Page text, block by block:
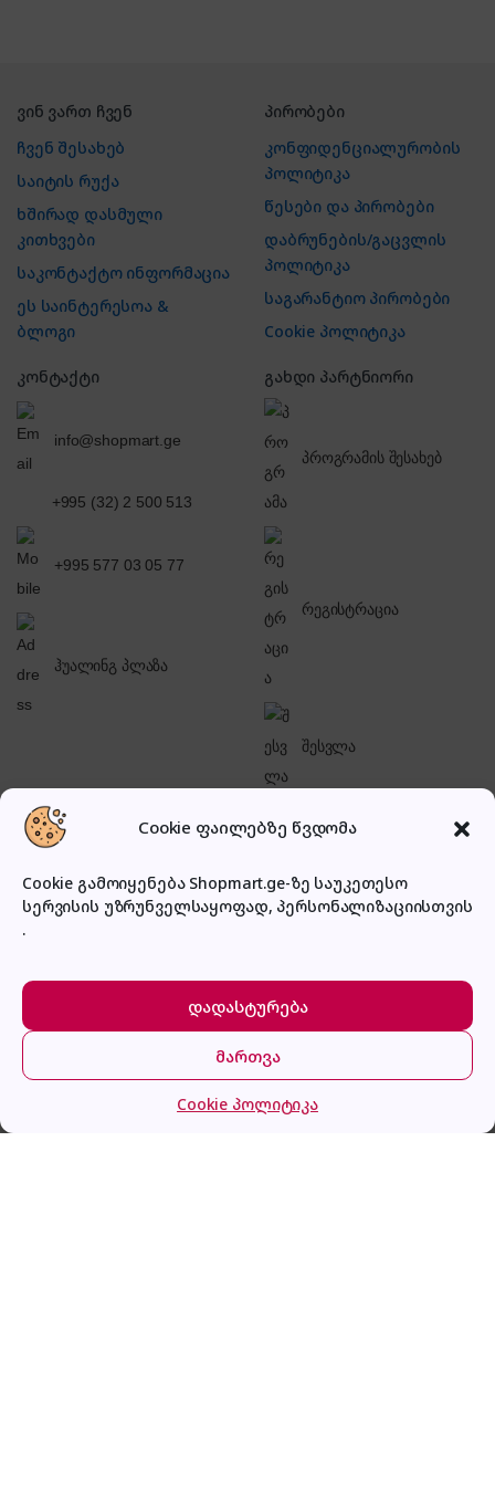
Cookie ფაილებზე წვდომა
Cookie გამოიყენება Shopmart.ge-ზე საუკეთესო
სერვისის უზრუნველსაყოფად, პერსონალიზაციისთვის
.
დადასტურება
მართვა
Cookie პოლიტიკა
ვინ ვართ ჩვენ
ჩვენ შესახებ
საიტის რუქა
ხშირად დასმული
კითხვები
საკონტაქტო ინფორმაცია
ეს საინტერესოა &
ბლოგი
პირობები
კონფიდენციალურობის
პოლიტიკა
წესები და პირობები
დაბრუნების/გაცვლის
პოლიტიკა
საგარანტიო პირობები
Cookie პოლიტიკა
კონტაქტი
info@shopmart.ge
+995 (32) 2 500 513
+995 577 03 05 77
ჰუალინგ პლაზა
გახდი პარტნიორი
პროგრამის შესახებ
რეგისტრაცია
შესვლა
პირადი კაბინეტი
ARDESTO FCM-D2100
მთავარი კატეგორიები კალათა შესვლა